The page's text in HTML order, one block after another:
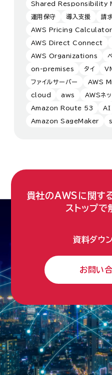
Shared Responsibility
運用保守 導入支援 請
AWS Pricing Calculator
AWS Direct Connect
AWS Organizations
on-premises タイ
ファイルサーバー AWS
cloud aws AWSネッ
Amazon Route 53 AI
Amazon SageMaker
貴社のAWSに関す
ストップで
資料ダウ
お問い